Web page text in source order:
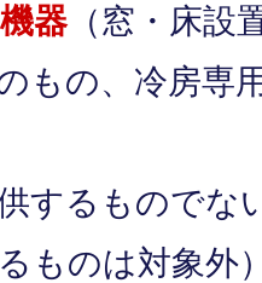
器（窓・床設
もの、冷房専
するものでな
ものは対象外